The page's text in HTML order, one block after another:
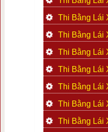
Thi Bằng Lái
Thi Bằng Lái
Thi Bằng Lái
Thi Bằng Lái
Thi Bằng Lái
Thi Bằng Lái
Thi Bằng Lái